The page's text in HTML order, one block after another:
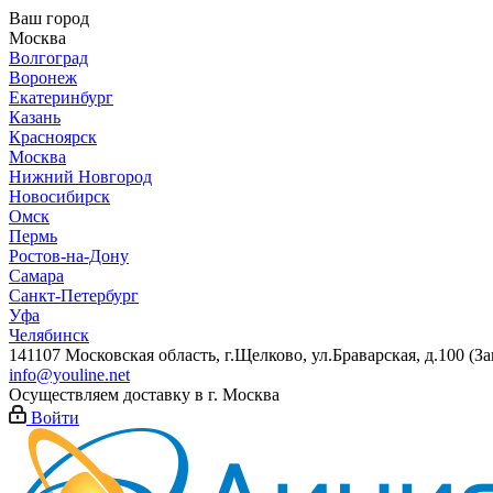
Ваш город
Москва
Волгоград
Воронеж
Екатеринбург
Казань
Красноярск
Москва
Нижний Новгород
Новосибирск
Омск
Пермь
Ростов-на-Дону
Самара
Санкт-Петербург
Уфа
Челябинск
141107 Московская область, г.Щелково, ул.Браварская, д.100
info@youline.net
Осуществляем доставку в г. Москва
Войти